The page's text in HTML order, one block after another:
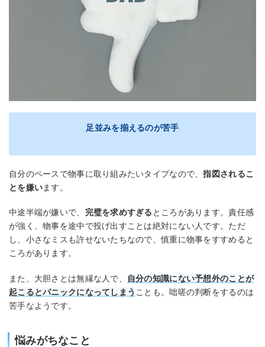
足並みを揃えるのが苦手
自分のペースで物事に取り組みたいタイプなので、指図されるこ
とを嫌います。
中途半端が嫌いで、 完璧を求めすぎる ところがあります。責任感
が強く、物事を途中で投げ出すことは絶対にない人です。ただ
し、小さなミスも許せないたちなので、慎重に物事をすすめると
ころがあります。
また、大胆さとは無縁な人で、
自分の知識にない予想外のことが
起こるとパニックになってしまう ことも。咄嗟の判断をするのは
苦手なようです。
悩みがちなこと